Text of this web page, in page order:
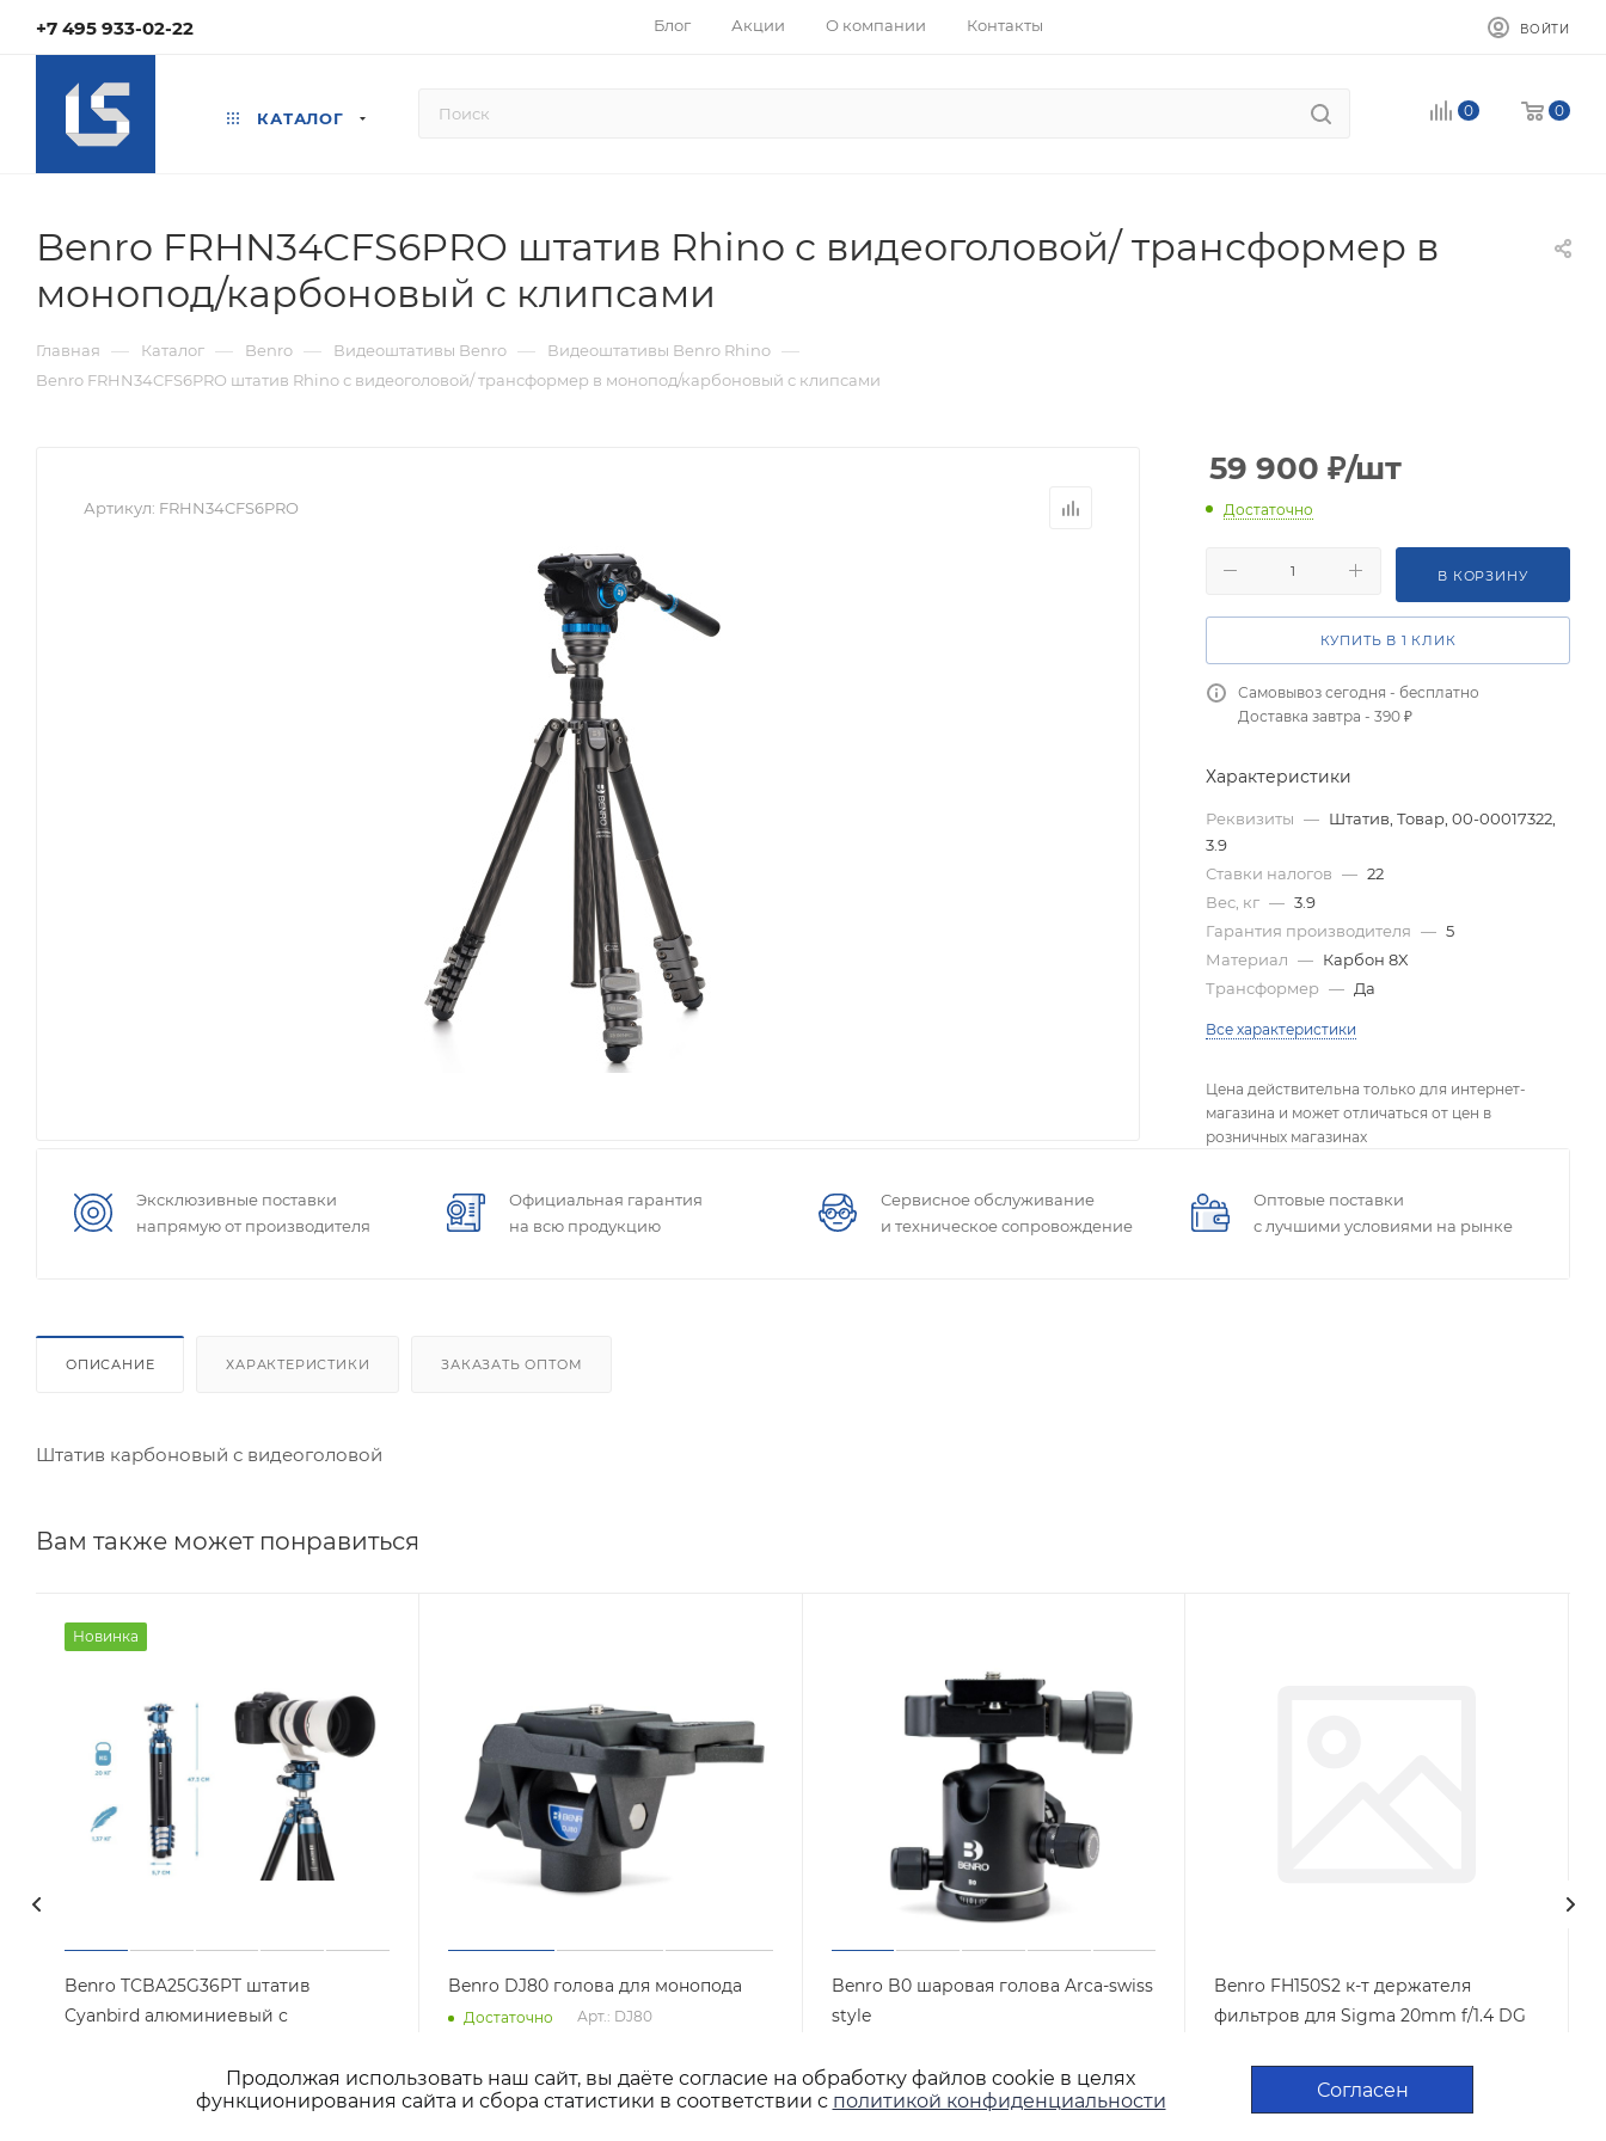
Продолжая использовать наш сайт, вы даёте согласие на обработку файлов cookie в целях
функционирования сайта и сбора статистики в соответствии с политикой конфиденциальности Согласен
+7 495 933-02-22 Блог Акции О компании Контакты ВОЙТИ
КАТАЛОГ 0 0
Benro FRHN34CFS6PRO штатив Rhino с видеоголовой/ трансформер в
монопод/карбоновый с клипсами
Главная — Каталог — Benro — Видеоштативы Benro — Видеоштативы Benro Rhino —
Benro FRHN34CFS6PRO штатив Rhino с видеоголовой/ трансформер в монопод/карбоновый с клипсами
Артикул: FRHN34CFS6PRO
Эксклюзивные поставки
напрямую от производителя
Официальная гарантия
на всю продукцию
Сервисное обслуживание
и техническое сопровождение
Оптовые поставки
с лучшими условиями на рынке
ОПИСАНИЕ ХАРАКТЕРИСТИКИ ЗАКАЗАТЬ ОПТОМ
Штатив карбоновый с видеоголовой
Вам также может понравиться
Новинка
Benro TCBA25G36PT штатив
Cyanbird алюминиевый с
Арт.: TCBA25G36PT
Benro DJ80 голова для монопода
Достаточно Арт.: DJ80
Benro B0 шаровая голова Arca-swiss
style
Benro FH150S2 к-т держателя
фильтров для Sigma 20mm f/1.4 DG
59 900 ₽/шт
Достаточно
В КОРЗИНУ
КУПИТЬ В 1 КЛИК
Самовывоз сегодня - бесплатно
Доставка завтра - 390 ₽
Характеристики
Реквизиты — Штатив, Товар, 00-00017322,
3.9
Ставки налогов — 22
Вес, кг — 3.9
Гарантия производителя — 5
Материал — Карбон 8X
Трансформер — Да
Все характеристики
Цена действительна только для интернет-
магазина и может отличаться от цен в
розничных магазинах